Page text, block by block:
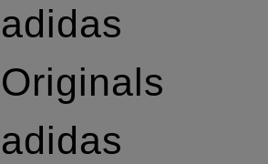
adidas
Originals
adidas